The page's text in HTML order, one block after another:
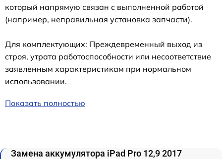
который напрямую связан с выполненной работой
(например, неправильная установка запчасти).
Для комплектующих: Преждевременный выход из
строя, утрата работоспособности или несоответствие
заявленным характеристикам при нормальном
использовании.
Показать полностью
Замена аккумулятора iPad Pro 12,9 2017